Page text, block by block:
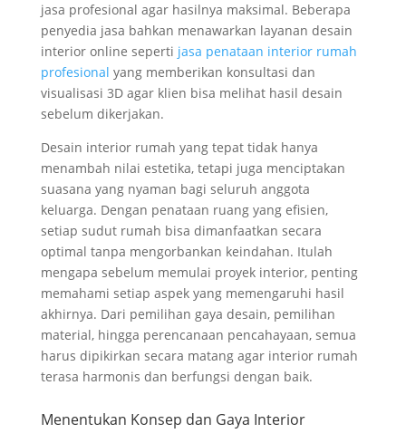
jasa profesional agar hasilnya maksimal. Beberapa
penyedia jasa bahkan menawarkan layanan desain
interior online seperti jasa penataan interior rumah
profesional yang memberikan konsultasi dan
visualisasi 3D agar klien bisa melihat hasil desain
sebelum dikerjakan.
Desain interior rumah yang tepat tidak hanya
menambah nilai estetika, tetapi juga menciptakan
suasana yang nyaman bagi seluruh anggota
keluarga. Dengan penataan ruang yang efisien,
setiap sudut rumah bisa dimanfaatkan secara
optimal tanpa mengorbankan keindahan. Itulah
mengapa sebelum memulai proyek interior, penting
memahami setiap aspek yang memengaruhi hasil
akhirnya. Dari pemilihan gaya desain, pemilihan
material, hingga perencanaan pencahayaan, semua
harus dipikirkan secara matang agar interior rumah
terasa harmonis dan berfungsi dengan baik.
Menentukan Konsep dan Gaya Interior